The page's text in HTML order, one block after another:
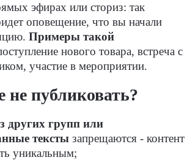
эфирах или сториз: так
оповещение, что вы начали
Примеры такой
нового товара, встреча с
участие в мероприятии.
публиковать?
других групп или
тексты запрещаются - контент
уникальным;